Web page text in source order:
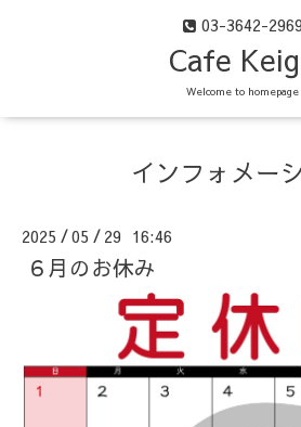
03-3642-
Cafe
Welcome to homepage
インフォメー
2025 /05 / 29 16:46
６月のお休み